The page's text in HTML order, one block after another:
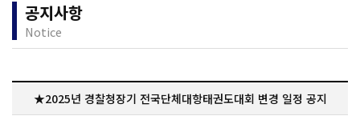
공지사항
Notice
★2025년 경찰청장기 전국단체대항태권도대회 변경 일정 공지